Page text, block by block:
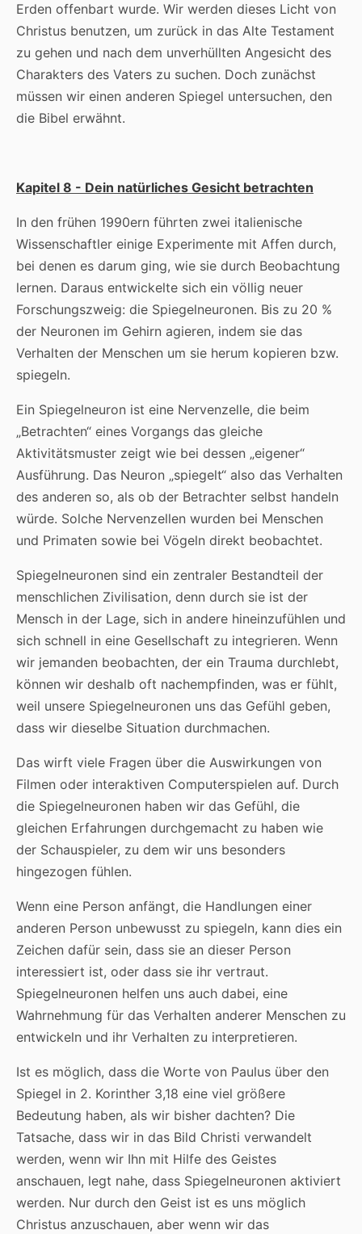
Erden offenbart wurde. Wir werden dieses Licht von
Christus benutzen, um zurück in das Alte Testament
zu gehen und nach dem unverhüllten Angesicht des
Charakters des Vaters zu suchen. Doch zunächst
müssen wir einen anderen Spiegel untersuchen, den
die Bibel erwähnt.
Kapitel 8 - Dein natürliches Gesicht betrachten
In den frühen 1990ern führten zwei italienische
Wissenschaftler einige Experimente mit Affen durch,
bei denen es darum ging, wie sie durch Beobachtung
lernen. Daraus entwickelte sich ein völlig neuer
Forschungszweig: die Spiegelneuronen. Bis zu 20 %
der Neuronen im Gehirn agieren, indem sie das
Verhalten der Menschen um sie herum kopieren bzw.
spiegeln.
Ein Spiegelneuron ist eine Nervenzelle, die beim
„Betrachten“ eines Vorgangs das gleiche
Aktivitätsmuster zeigt wie bei dessen „eigener“
Ausführung. Das Neuron „spiegelt“ also das Verhalten
des anderen so, als ob der Betrachter selbst handeln
würde. Solche Nervenzellen wurden bei Menschen
und Primaten sowie bei Vögeln direkt beobachtet.
Spiegelneuronen sind ein zentraler Bestandteil der
menschlichen Zivilisation, denn durch sie ist der
Mensch in der Lage, sich in andere hineinzufühlen und
sich schnell in eine Gesellschaft zu integrieren. Wenn
wir jemanden beobachten, der ein Trauma durchlebt,
können wir deshalb oft nachempfinden, was er fühlt,
weil unsere Spiegelneuronen uns das Gefühl geben,
dass wir dieselbe Situation durchmachen.
Das wirft viele Fragen über die Auswirkungen von
Filmen oder interaktiven Computerspielen auf. Durch
die Spiegelneuronen haben wir das Gefühl, die
gleichen Erfahrungen durchgemacht zu haben wie
der Schauspieler, zu dem wir uns besonders
hingezogen fühlen.
Wenn eine Person anfängt, die Handlungen einer
anderen Person unbewusst zu spiegeln, kann dies ein
Zeichen dafür sein, dass sie an dieser Person
interessiert ist, oder dass sie ihr vertraut.
Spiegelneuronen helfen uns auch dabei, eine
Wahrnehmung für das Verhalten anderer Menschen zu
entwickeln und ihr Verhalten zu interpretieren.
Ist es möglich, dass die Worte von Paulus über den
Spiegel in 2. Korinther 3,18 eine viel größere
Bedeutung haben, als wir bisher dachten? Die
Tatsache, dass wir in das Bild Christi verwandelt
werden, wenn wir Ihn mit Hilfe des Geistes
anschauen, legt nahe, dass Spiegelneuronen aktiviert
werden. Nur durch den Geist ist es uns möglich
Christus anzuschauen, aber wenn wir das